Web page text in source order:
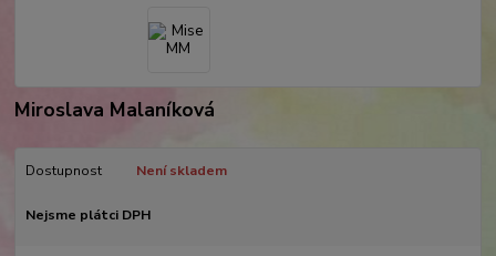
Miroslava Malaníková
Dostupnost Není skladem
Nejsme plátci DPH